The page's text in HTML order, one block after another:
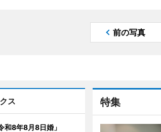
前の写真
特集
ス
和8年8月8日婚」